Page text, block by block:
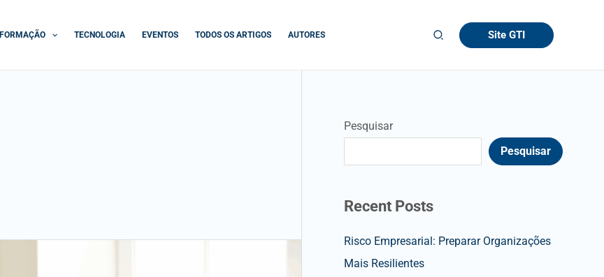
FORMAÇÃO TECNOLOGIA EVENTOS TODOS OS ARTIGOS AUTORES Site GTI
Pesquisar
Pesquisar
Recent Posts
Risco Empresarial: Preparar Organizações
Mais Resilientes